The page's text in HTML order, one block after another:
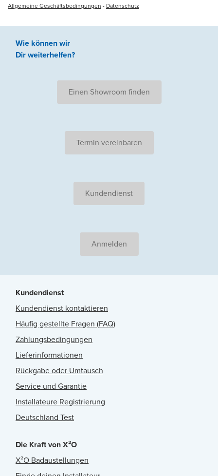
Allgemeine Geschäftsbedingungen - Datenschutz
Wie können wir
Dir weiterhelfen?
Einen Showroom finden
Termin vereinbaren
Kundendienst
Anmelden
Kundendienst
Kundendienst kontaktieren
Häufig gestellte Fragen (FAQ)
Zahlungsbedingungen
Lieferinformationen
Rückgabe oder Umtausch
Service und Garantie
Installateure Registrierung
Deutschland Test
Die Kraft von X²O
X²O Badaustellungen